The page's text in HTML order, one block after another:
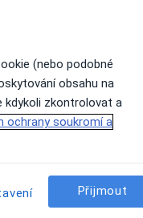
(nebo podobné
obsahu na
kdykoli zkontrolovat a
ochrany soukromí a
Přijmout